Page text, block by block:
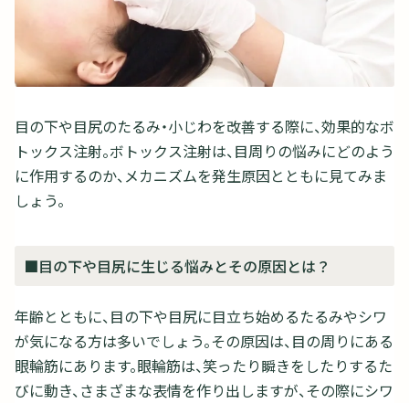
目の下や目尻のたるみ・小じわを改善する際に、効果的なボ
トックス注射。ボトックス注射は、目周りの悩みにどのよう
に作用するのか、メカニズムを発生原因とともに見てみま
しょう。
■目の下や目尻に生じる悩みとその原因とは？
年齢とともに、目の下や目尻に目立ち始めるたるみやシワ
が気になる方は多いでしょう。その原因は、目の周りにある
眼輪筋にあります。眼輪筋は、笑ったり瞬きをしたりするた
びに動き、さまざまな表情を作り出しますが、その際にシワ